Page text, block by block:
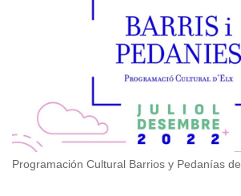
Programación Cultural Barrios y Pedanías de